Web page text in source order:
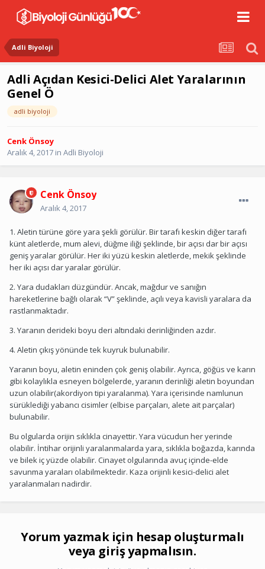
Adli Biyoloji
Adli Açıdan Kesici-Delici Alet Yaralarının
Genel Ö
adli biyoloji
Cenk Önsoy
Aralık 4, 2017 in Adli Biyoloji
Cenk Önsoy
Aralık 4, 2017
1. Aletin türüne göre yara şekli görülür. Bir tarafı keskin diğer tarafı
künt aletlerde, mum alevi, düğme iliği şeklinde, bir açısı dar bir açısı
geniş yaralar görülür. Her iki yüzü keskin aletlerde, mekik şeklinde
her iki açısı dar yaralar görülür.
2. Yara dudakları düzgündür. Ancak, mağdur ve sanığın
hareketlerine bağlı olarak “V” şeklinde, açılı veya kavisli yaralara da
rastlanmaktadır.
3. Yaranın derideki boyu deri altındaki derinliğinden azdır.
4. Aletin çıkış yönünde tek kuyruk bulunabilir.
Yaranın boyu, aletin eninden çok geniş olabilir. Ayrıca, göğüs ve karın
gibi kolaylıkla esneyen bölgelerde, yaranın derinliği aletin boyundan
uzun olabilir(akordiyon tipi yaralanma). Yara içerisinde namlunun
sürüklediği yabancı cisimler (elbise parçaları, alete ait parçalar)
bulunabilir.
Bu olgularda orijin sıklıkla cinayettir. Yara vücudun her yerinde
olabilir. İntihar orijinli yaralanmalarda yara, sıklıkla boğazda, karında
ve bilek iç yüzde olabilir. Cinayet olgularında avuç içinde-elde
savunma yaraları olabilmektedir. Kaza orijinli kesici-delici alet
yaralanmaları nadirdir.
Yorum yazmak için hesap oluşturmalı
veya giriş yapmalısın.